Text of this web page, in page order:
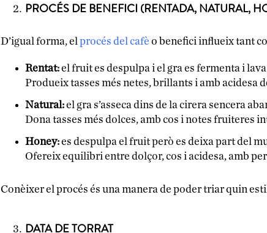
PROCÉS DE BENEFICI (RENTADA, NATURAL,
D’igual forma, elprocés del cafè o benefici influeix tant
Rentat:el fruit es despulpa i el gra es fermenta i
Produeix tasses més netes, brillants i amb acidesa
Natural:el gra s’asseca dins de la cirera sencera
Dona tasses més dolces, amb cos i notes fruiteres
Honey:es despulpa el fruit però es deixa part del
Ofereix equilibri entre dolçor, cos i acidesa, amb
Conèixer el procés és una manera de poder triar quin
DATA DE TORRAT